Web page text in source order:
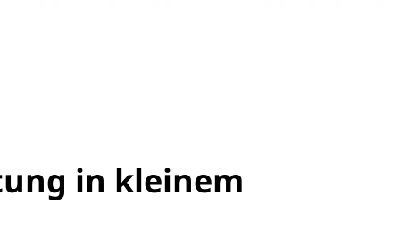
in kleinem